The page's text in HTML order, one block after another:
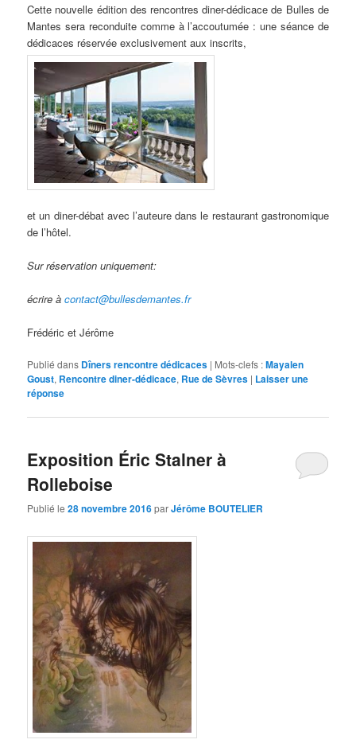
Cette nouvelle édition des rencontres diner-dédicace de Bulles de
Mantes sera reconduite comme à l’accoutumée : une séance de
dédicaces réservée exclusivement aux inscrits,
et un diner-débat avec l’auteure dans le restaurant gastronomique
de l’hôtel.
Sur réservation uniquement:
écrire àcontact@bullesdemantes.fr
Frédéric et Jérôme
Publié dans Dîners rencontre dédicaces | Mots-clefs :Mayalen
Goust, Rencontre diner-dédicace, Rue de Sèvres | Laisser une
réponse
Exposition Éric Stalner à
Rolleboise
Publié le28 novembre 2016parJérôme BOUTELIER